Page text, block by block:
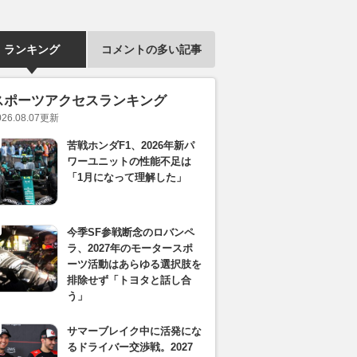
ランキング コメントの多い記事
ポーツアクセスランキング
更新
苦戦ホンダF1、2026年新パ
ワーユニットの性能不足は
「1月になって理解した」
今季SF参戦断念のロバンペ
ラ、2027年のモータースポ
ーツ活動はあらゆる選択肢を
排除せず「トヨタと話し合
う」
サマーブレイク中に活発にな
るドライバー交渉戦。2027